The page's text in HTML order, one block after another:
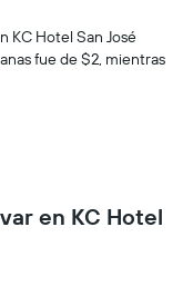
KC Hotel San José
fue de $2, mientras
en KC Hotel